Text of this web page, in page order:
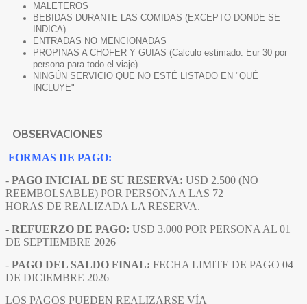
MALETEROS
BEBIDAS DURANTE LAS COMIDAS (EXCEPTO DONDE SE
INDICA)
ENTRADAS NO MENCIONADAS
PROPINAS A CHOFER Y GUIAS (Calculo estimado: Eur 30 por
persona para todo el viaje)
NINGÚN SERVICIO QUE NO ESTÉ LISTADO EN "QUÉ
INCLUYE"
OBSERVACIONES
FORMAS DE PAGO:
- PAGO INICIAL DE SU RESERVA: USD 2.500 (NO
REEMBOLSABLE) POR PERSONA A LAS 72
HORAS DE REALIZADA LA RESERVA.
- REFUERZO DE PAGO: USD 3.000 POR PERSONA AL 01
DE SEPTIEMBRE 2026
- PAGO DEL SALDO FINAL: FECHA LIMITE DE PAGO 04
DE DICIEMBRE 2026
LOS PAGOS PUEDEN REALIZARSE VÍA